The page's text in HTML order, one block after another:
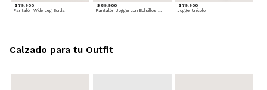
$ 79.900
Pantalón Wide Leg Burda
$ 89.900
Pantalón Jogger con Bolsillos Cargo
$ 79.900
Jogger Unicolor
Calzado para tu Outfit